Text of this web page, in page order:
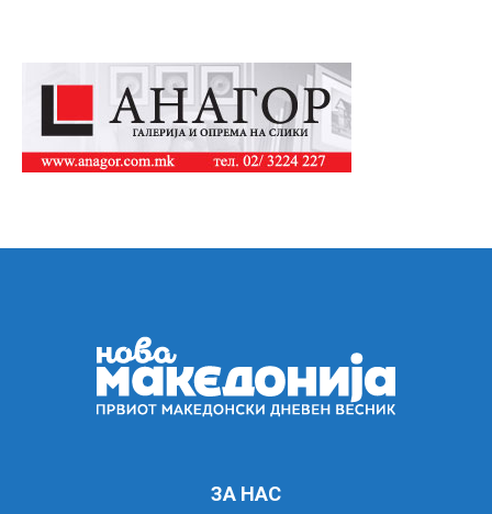
ЗА НАС